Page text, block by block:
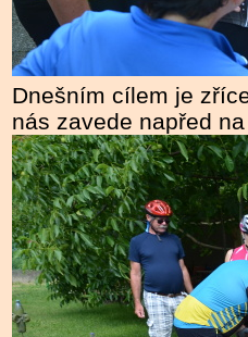
Dnešním cílem je
nás zavede napřed